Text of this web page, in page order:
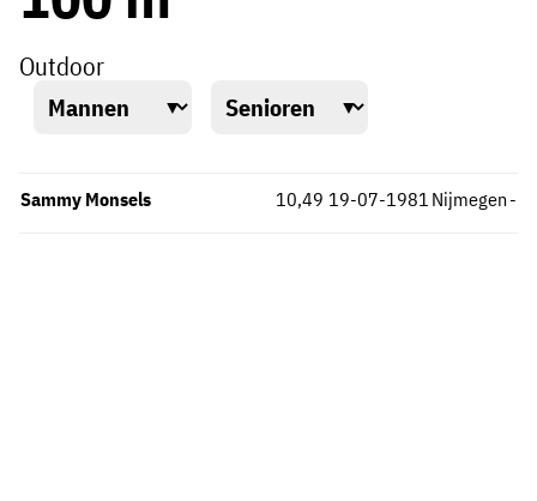
Outdoor
Sammy Monsels Nijmegen
10,49 -
19-07-1981